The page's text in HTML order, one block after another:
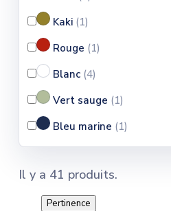
Kaki (1)
Rouge (1)
Blanc (4)
Vert sauge (1)
Bleu marine (1)
Il y a 41 produits.
Pertinence